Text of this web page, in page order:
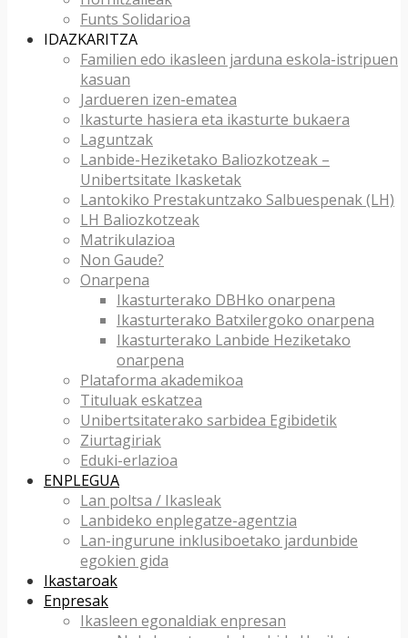
Funts Solidarioa
IDAZKARITZA
Familien edo ikasleen jarduna eskola-istripuen
kasuan
Jardueren izen-ematea
Ikasturte hasiera eta ikasturte bukaera
Laguntzak
Lanbide-Heziketako Baliozkotzeak –
Unibertsitate Ikasketak
Lantokiko Prestakuntzako Salbuespenak (LH)
LH Baliozkotzeak
Matrikulazioa
Non Gaude?
Onarpena
Ikasturterako DBHko onarpena
Ikasturterako Batxilergoko onarpena
Ikasturterako Lanbide Heziketako
onarpena
Plataforma akademikoa
Tituluak eskatzea
Unibertsitaterako sarbidea Egibidetik
Ziurtagiriak
Eduki-erlazioa
ENPLEGUA
Lan poltsa / Ikasleak
Lanbideko enplegatze-agentzia
Lan-ingurune inklusiboetako jardunbide
egokien gida
Ikastaroak
Enpresak
Ikasleen egonaldiak enpresan